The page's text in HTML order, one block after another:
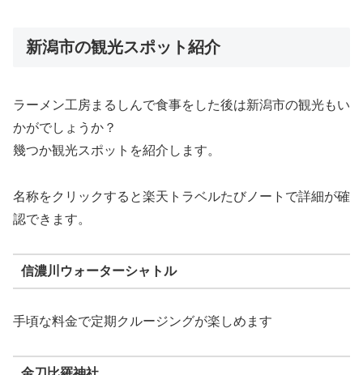
新潟市の観光スポット紹介
ラーメン工房まるしんで食事をした後は新潟市の観光もい
かがでしょうか？
幾つか観光スポットを紹介します。
名称をクリックすると楽天トラベルたびノートで詳細が確
認できます。
信濃川ウォーターシャトル
手頃な料金で定期クルージングが楽しめます